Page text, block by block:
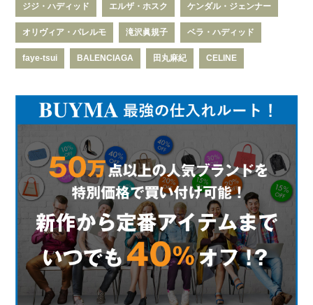
ジジ・ハディッド エルザ・ホスク ケンダル・ジェンナー
オリヴィア・パレルモ 滝沢眞規子 ベラ・ハディッド
faye-tsui BALENCIAGA 田丸麻紀 CELINE